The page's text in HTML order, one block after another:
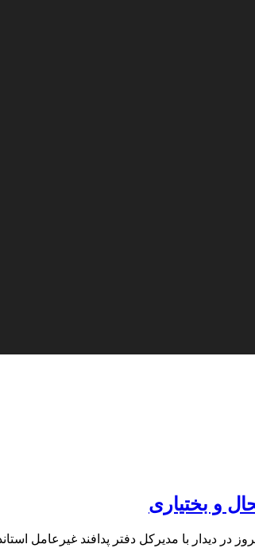
دیدار با مدیرکل دفتر پدافند غیرعامل